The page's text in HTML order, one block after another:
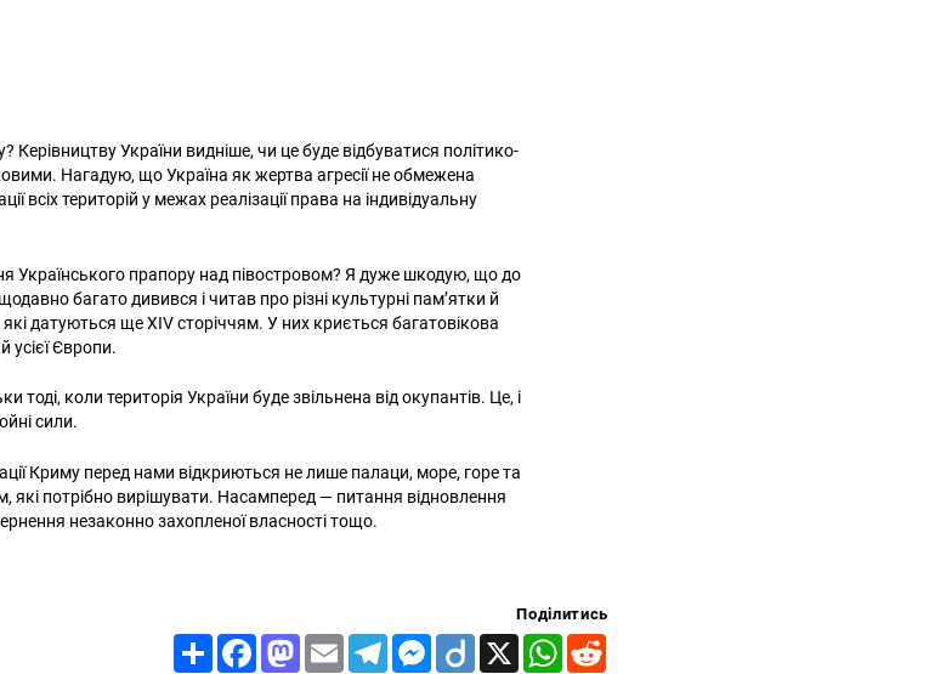
Керівництву України видніше, чи це буде відбуватися політико-
Нагадую, що Україна як жертва агресії не обмежена
всіх територій у межах реалізації права на індивідуальну
Українського прапору над півостровом? Я дуже шкодую, що до
багато дивився і читав про різні культурні пам’ятки й
датуються ще XIV сторіччям. У них криється багатовікова
усієї Європи.
коли територія України буде звільнена від окупантів. Це, і
сили.
Криму перед нами відкриються не лише палаци, море, горе та
які потрібно вирішувати. Насамперед — питання відновлення
незаконно захопленої власності тощо.
Поділитись
Share FacebookMastodon
Email TelegramMessenger
Diigo X WhatsApp